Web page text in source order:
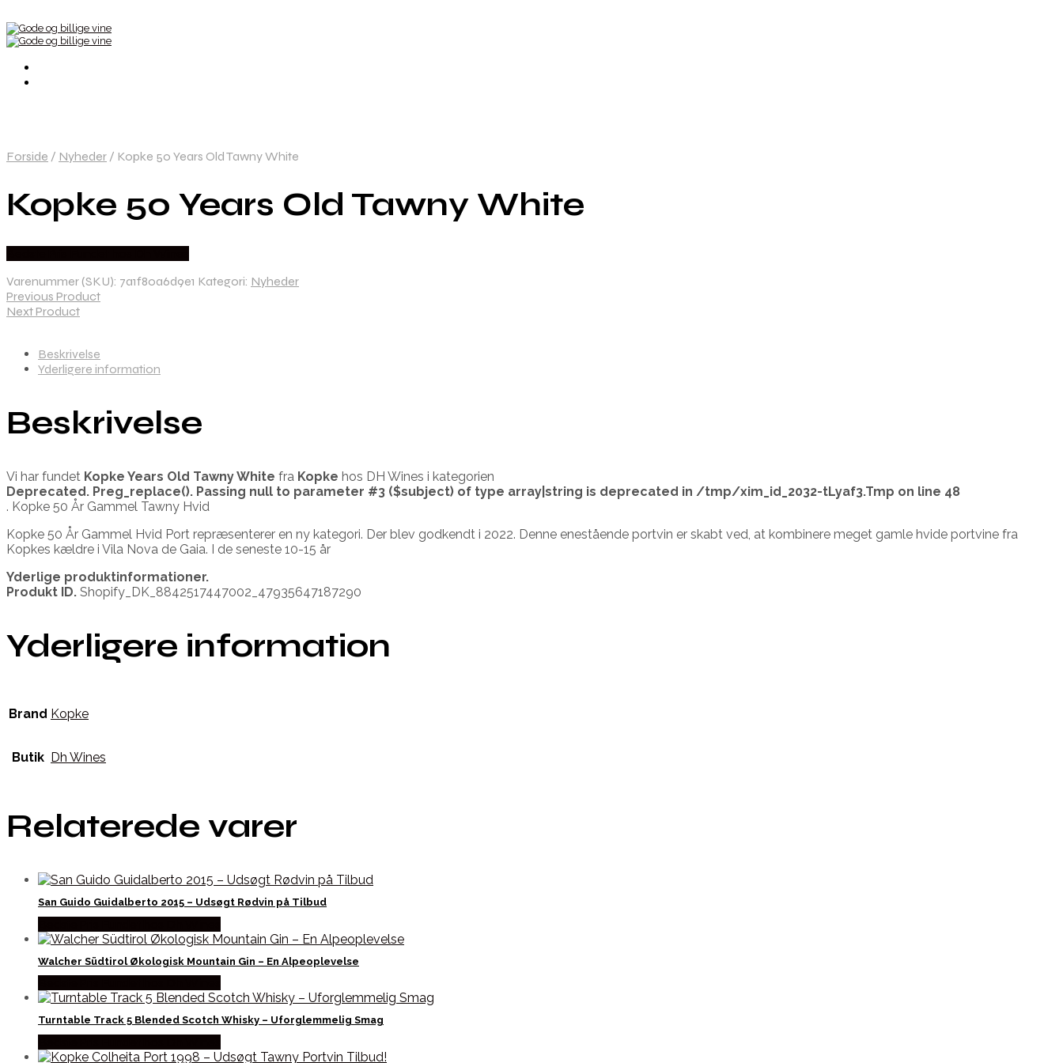
Forside / Nyheder / Kopke 50 Years Old Tawny White
Kopke 50 Years Old Tawny White
Varenummer (SKU): 7a1f80a6d9e1 Kategori: Nyheder
Previous Product
Next Product
Beskrivelse
Yderligere information
Beskrivelse
Vi har fundet Kopke Years Old Tawny White fra Kopke hos DH Wines i kategorien
Deprecated. Preg_replace(). Passing null to parameter #3 ($subject) of type array|string is deprecated in /tmp/xim_id_2032-tLyaf3.Tmp on line 48
. Kopke 50 År Gammel Tawny Hvid
Kopke 50 År Gammel Hvid Port repræsenterer en ny kategori. Der blev godkendt i 2022. Denne enestående portvin er skabt ved, at kombinere meget gamle hvide portvine fra
Kopkes kældre i Vila Nova de Gaia. I de seneste 10-15 år
Yderlige produktinformationer.
Produkt ID. Shopify_DK_8842517447002_47935647187290
Yderligere information
Brand Kopke
Butik Dh Wines
Relaterede varer
San Guido Guidalberto 2015 – Udsøgt Rødvin på Tilbud
Walcher Südtirol Økologisk Mountain Gin – En Alpeoplevelse
Turntable Track 5 Blended Scotch Whisky – Uforglemmelig Smag